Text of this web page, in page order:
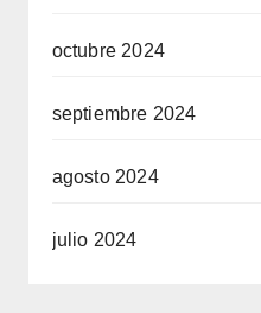
octubre 2024
septiembre 2024
agosto 2024
julio 2024